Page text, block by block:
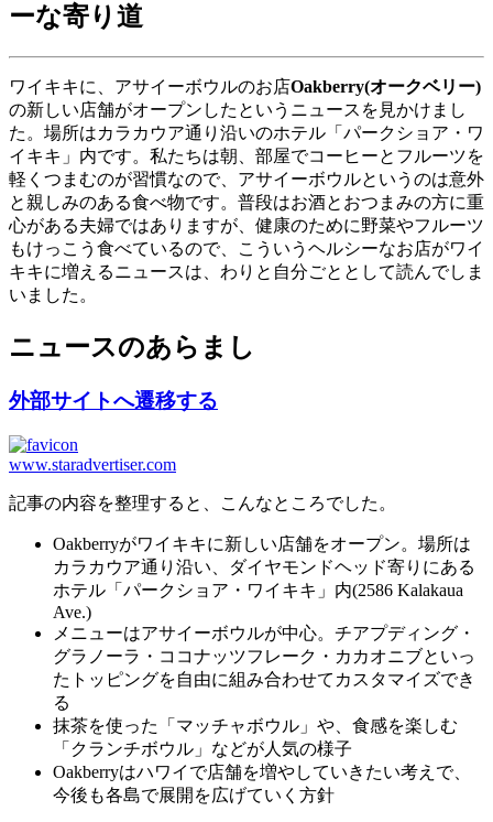
ーな寄り道
ワイキキに、アサイーボウルのお店Oakberry(オークベリー)
の新しい店舗がオープンしたというニュースを見かけまし
た。場所はカラカウア通り沿いのホテル「パークショア・ワ
イキキ」内です。私たちは朝、部屋でコーヒーとフルーツを
軽くつまむのが習慣なので、アサイーボウルというのは意外
と親しみのある食べ物です。普段はお酒とおつまみの方に重
心がある夫婦ではありますが、健康のために野菜やフルーツ
もけっこう食べているので、こういうヘルシーなお店がワイ
キキに増えるニュースは、わりと自分ごととして読んでしま
いました。
ニュースのあらまし
外部サイトへ遷移する
www.staradvertiser.com
記事の内容を整理すると、こんなところでした。
Oakberryがワイキキに新しい店舗をオープン。場所は
カラカウア通り沿い、ダイヤモンドヘッド寄りにある
ホテル「パークショア・ワイキキ」内(2586 Kalakaua
Ave.)
メニューはアサイーボウルが中心。チアプディング・
グラノーラ・ココナッツフレーク・カカオニブといっ
たトッピングを自由に組み合わせてカスタマイズでき
る
抹茶を使った「マッチャボウル」や、食感を楽しむ
「クランチボウル」などが人気の様子
Oakberryはハワイで店舗を増やしていきたい考えで、
今後も各島で展開を広げていく方針